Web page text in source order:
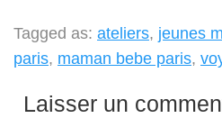
Tagged as: ateliers, jeunes
paris, maman bebe paris,
Laisser un